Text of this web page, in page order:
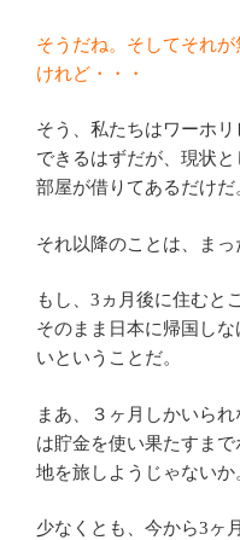
そうだね。そしてそれ
けれど・・・
そう、私たちはワーホ
できるはずだが、現状
部屋が借りてあるだけだ
それ以降のことは、まっ
もし、3ヵ月後に住むと
そのまま日本に帰国し
いということだ。
まあ、３ヶ月しかいら
は貯金を使い果たすま
地を旅しようじゃないか
少なくとも、今から3ヶ